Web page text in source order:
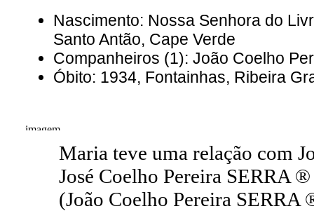
Nascimento: Nossa Senhora do
Santo Antão, Cape Verde
Companheiros (1): João Coelho
Óbito: 1934, Fontainhas, Ribeira
Maria teve uma relação com
José Coelho Pereira SERRA
(João Coelho Pereira SERRA